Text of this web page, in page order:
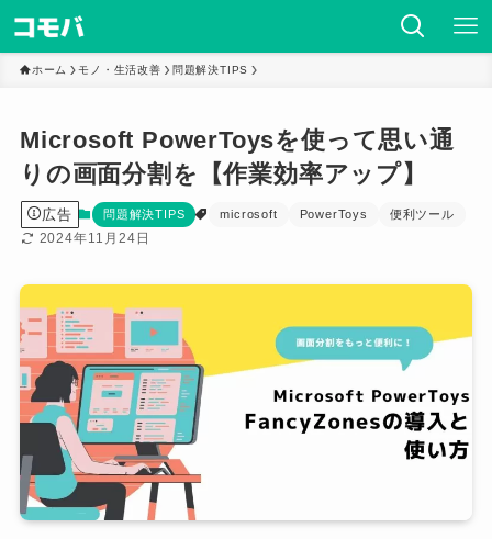
ホーム モノ・生活改善 問題解決TIPS
Microsoft PowerToysを使って思い通
りの画面分割を【作業効率アップ】
広告 問題解決TIPS microsoft PowerToys 便利ツール
2024年11月24日